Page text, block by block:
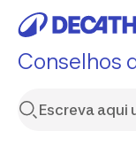
Conselhos